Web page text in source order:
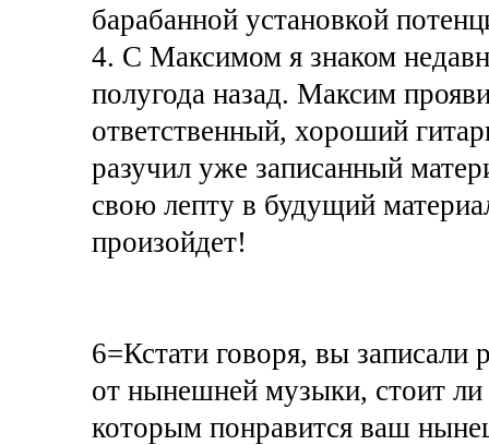
барабанной установкой
4. С Максимом я знаком
полугода назад. Максим
ответственный, хороший
разучил уже записанный
свою лепту в будущий
произойдет!
6=Кстати говоря, вы записали
от нынешней музыки, стоит
которым понравится ваш